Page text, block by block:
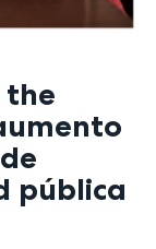
the
pública